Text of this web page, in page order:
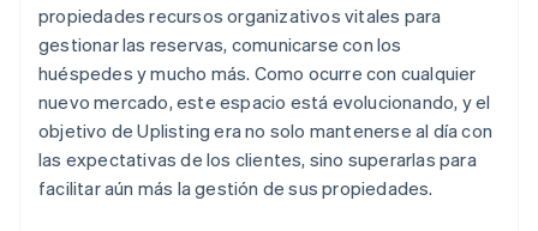
propiedades recursos organizativos vitales para
gestionar las reservas, comunicarse con los
huéspedes y mucho más. Como ocurre con cualquier
nuevo mercado, este espacio está evolucionando, y el
objetivo de Uplisting era no solo mantenerse al día con
las expectativas de los clientes, sino superarlas para
facilitar aún más la gestión de sus propiedades.